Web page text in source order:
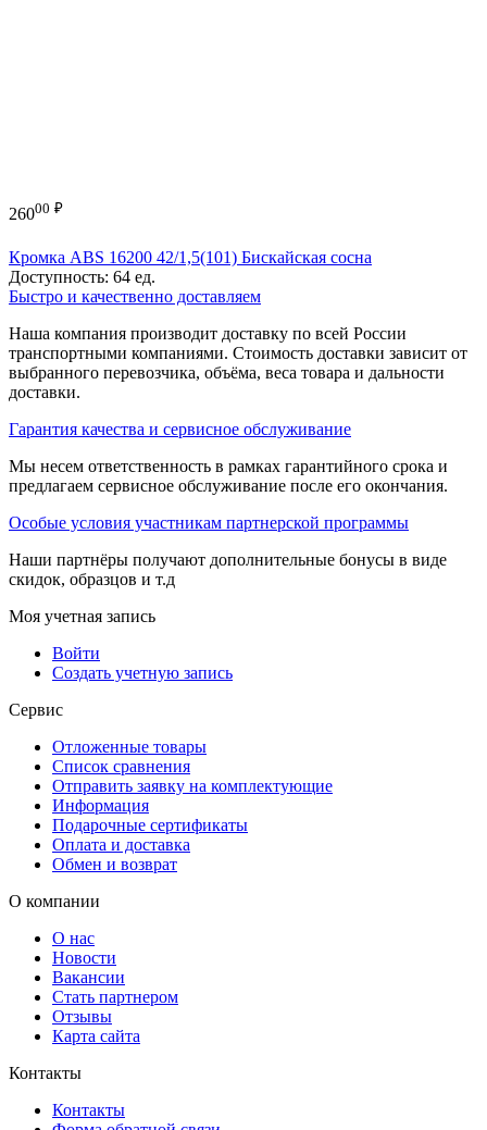
26000 ₽
Кромка ABS 16200 42/1,5(101) Бискайская сосна
Доступность: 64 ед.
Быстро и качественно доставляем
Наша компания производит доставку по всей России
транспортными компаниями. Стоимость доставки зависит от
выбранного перевозчика, объёма, веса товара и дальности
доставки.
Гарантия качества и сервисное обслуживание
Мы несем ответственность в рамках гарантийного срока и
предлагаем сервисное обслуживание после его окончания.
Особые условия участникам партнерской программы
Наши партнёры получают дополнительные бонусы в виде
скидок, образцов и т.д
Моя учетная запись
Войти
Создать учетную запись
Сервис
Отложенные товары
Список сравнения
Отправить заявку на комплектующие
Информация
Подарочные сертификаты
Оплата и доставка
Обмен и возврат
О компании
О нас
Новости
Вакансии
Стать партнером
Отзывы
Карта сайта
Контакты
Контакты